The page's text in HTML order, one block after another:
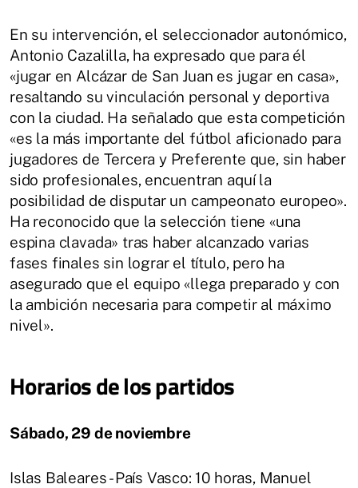
En su intervención, el seleccionador autonómico,
Antonio Cazalilla, ha expresado que para él
«jugar en Alcázar de San Juan es jugar en casa»,
resaltando su vinculación personal y deportiva
con la ciudad. Ha señalado que esta competición
«es la más importante del fútbol aficionado para
jugadores de Tercera y Preferente que, sin haber
sido profesionales, encuentran aquí la
posibilidad de disputar un campeonato europeo».
Ha reconocido que la selección tiene «una
espina clavada» tras haber alcanzado varias
fases finales sin lograr el título, pero ha
asegurado que el equipo «llega preparado y con
la ambición necesaria para competir al máximo
nivel».
Horarios de los partidos
Sábado, 29 de noviembre
Islas Baleares - País Vasco: 10 horas, Manuel